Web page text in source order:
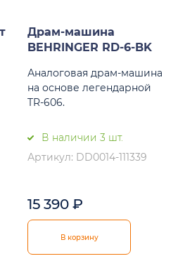
Драм-машина
BEHRINGER RD-6-BK
Аналоговая драм-машина
на основе легендарной
TR-606.
В наличии 3 шт.
Артикул: DD0014-111339
15 390 ₽
В корзину